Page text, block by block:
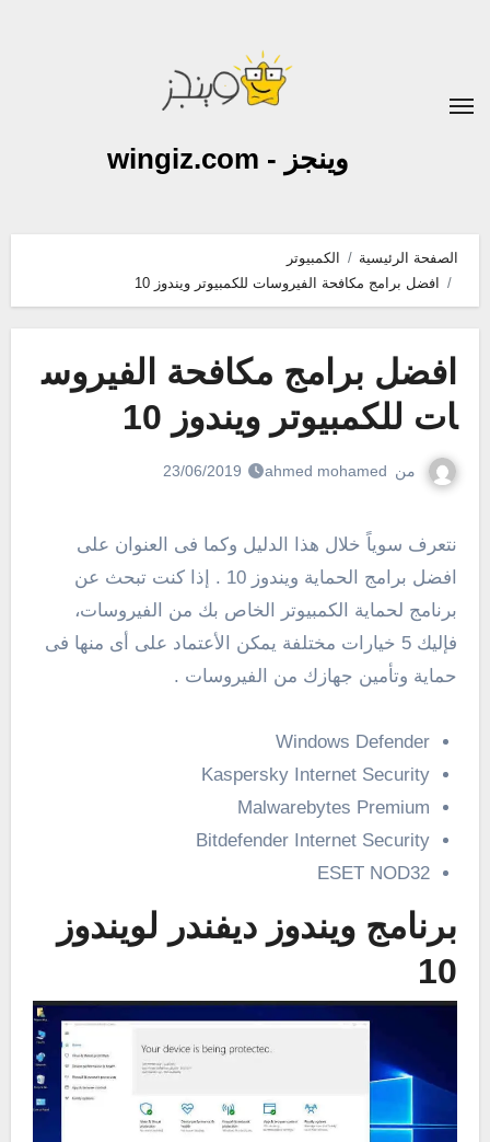
وينجز - wingiz.com
الصفحة الرئيسية
الكمبيوتر
افضل برامج مكافحة الفيروسات للكمبيوتر ويندوز 10
افضل برامج مكافحة الفيروس
ات للكمبيوتر ويندوز 10
من ahmed mohamed
23/06/2019
نتعرف سوياً خلال هذا الدليل وكما فى العنوان على
افضل برامج الحماية ويندوز 10 . إذا كنت تبحث عن
برنامج لحماية الكمبيوتر الخاص بك من الفيروسات،
فإليك 5 خيارات مختلفة يمكن الأعتماد على أى منها فى
حماية وتأمين جهازك من الفيروسات .
Windows Defender
Kaspersky Internet Security
Malwarebytes Premium
Bitdefender Internet Security
ESET NOD32
برنامج ويندوز ديفندر لويندوز
10